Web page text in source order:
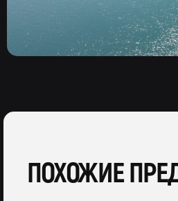
ПОХОЖИЕ